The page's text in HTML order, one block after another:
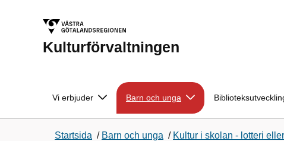
Kulturförvaltningen
Vi erbjuder Barn och unga
Startsida / Barn och unga / Kultur i skolan - lotteri